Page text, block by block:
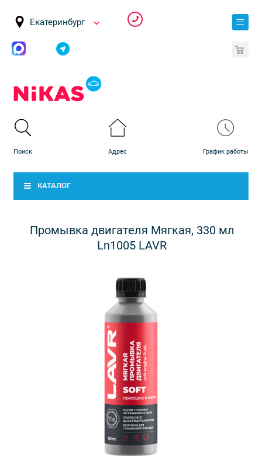
Екатеринбург
КАТАЛОГ
Промывка двигателя Мягкая, 330 мл
Ln1005 LAVR